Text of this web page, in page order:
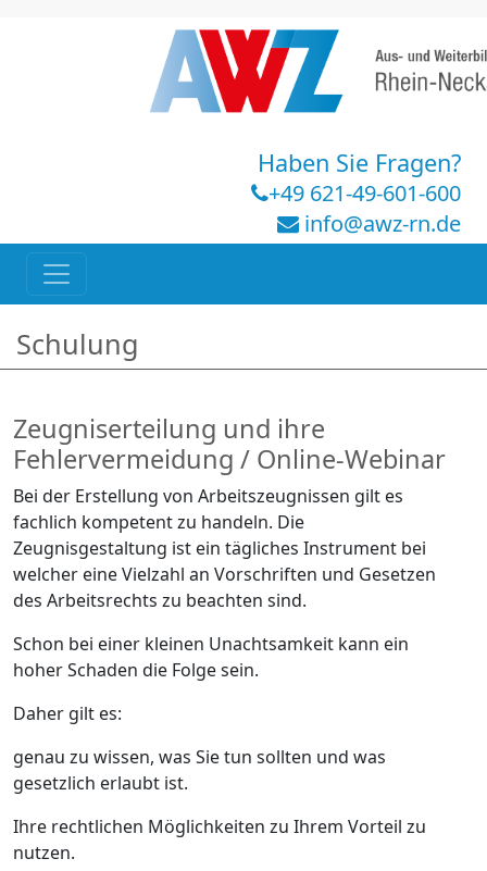
Haben Sie Fragen?
+49 621-49-601-600
info@awz-rn.de
Schulung
Zeugniserteilung und ihre
Fehlervermeidung / Online-Webinar
Bei der Erstellung von Arbeitszeugnissen gilt es
fachlich kompetent zu handeln. Die
Zeugnisgestaltung ist ein tägliches Instrument bei
welcher eine Vielzahl an Vorschriften und Gesetzen
des Arbeitsrechts zu beachten sind.
Schon bei einer kleinen Unachtsamkeit kann ein
hoher Schaden die Folge sein.
Daher gilt es:
genau zu wissen, was Sie tun sollten und was
gesetzlich erlaubt ist.
Ihre rechtlichen Möglichkeiten zu Ihrem Vorteil zu
nutzen.